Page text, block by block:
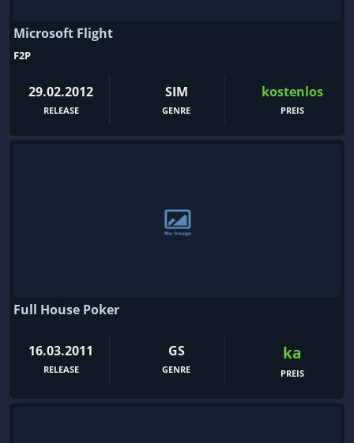
Microsoft Flight
F2P
29.02.2012
RELEASE
SIM
GENRE
kostenlos
PREIS
Full House Poker
16.03.2011
RELEASE
GS
GENRE
ka
PREIS